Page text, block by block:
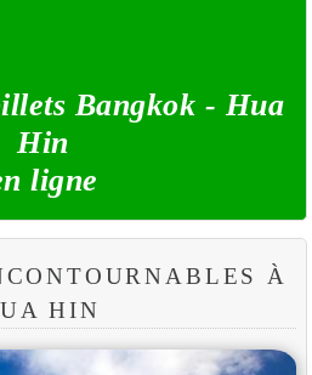
Bangkok - Hua
Hin
ligne
À
HIN